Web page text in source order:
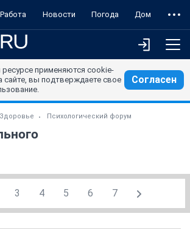
Работа Новости Погода Дом
применяются cookie-
сайте, вы подтверждаете свое
Согласен
Психологический форум
3 4 5 6 7